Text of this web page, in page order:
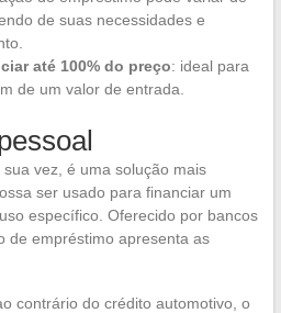
de suas necessidades e
até 100% do preço: ideal para
de um valor de entrada.
vez, é uma solução mais
ser usado para financiar um
específico. Oferecido por bancos
de empréstimo apresenta as
contrário do crédito automotivo, o